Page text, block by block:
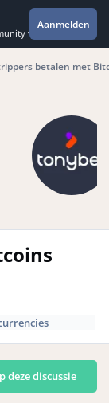
voor de
Aanmelden
betalen met
deze discussie